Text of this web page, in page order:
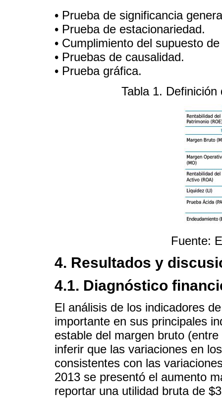
• Prueba de significancia
• Prueba de estacionariedad.
• Cumplimiento del supuesto
• Pruebas de causalidad.
• Prueba gráfica.
Tabla 1.
Fuente:
4. Resultados y
4.1. Diagnóstico
El análisis de los indicadores
importante en sus principales
estable del margen bruto
inferir que las variaciones en
consistentes con las
2013 se presentó el aumento
reportar una utilidad bruta de